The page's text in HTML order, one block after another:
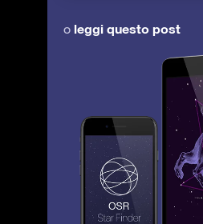
o leggi questo post